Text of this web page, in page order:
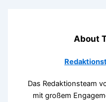
About
Das Redaktionsteam
mit großem